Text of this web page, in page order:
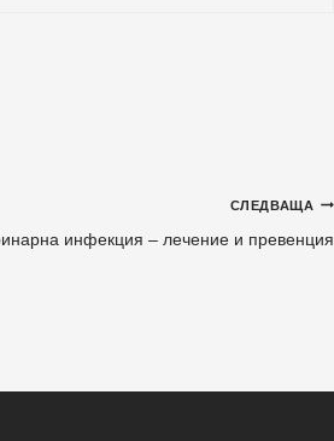
СЛЕДВАЩА
инфекция – лечение и превенция